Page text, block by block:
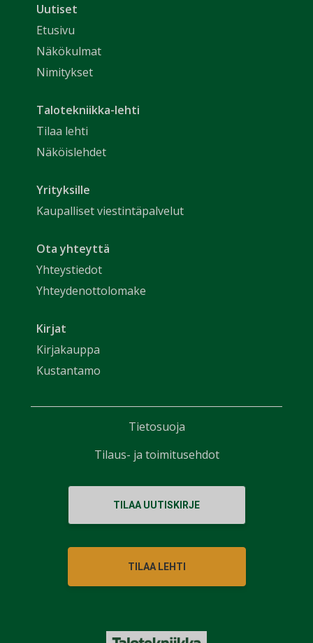
Uutiset
Etusivu
Näkökulmat
Nimitykset
Talotekniikka-lehti
Tilaa lehti
Näköislehdet
Yrityksille
Kaupalliset viestintäpalvelut
Ota yhteyttä
Yhteystiedot
Yhteydenottolomake
Kirjat
Kirjakauppa
Kustantamo
TILAA UUTISKIRJE
TILAA LEHTI
Tietosuoja
Tilaus- ja toimitusehdot